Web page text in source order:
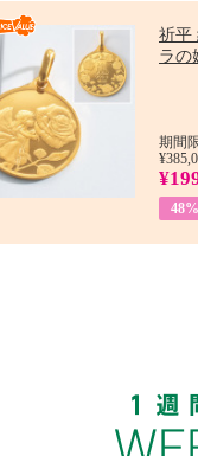
祈平
ラの
期間